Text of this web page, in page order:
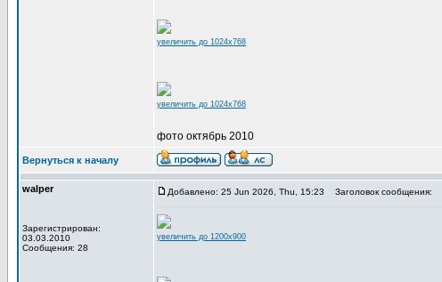
увеличить до 1024x768
увеличить до 1024x768
фото октябрь 2010
Вернуться к началу
walper
Зарегистрирован:
03.03.2010
Сообщения: 28
Добавлено: 25 Jun 2026, Thu, 15:23 Заголовок сообщения:
увеличить до 1200x900